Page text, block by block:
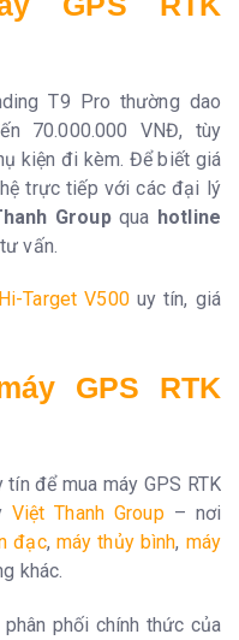
T9 Pro thường dao
70.000.000 VNĐ, tùy
kiện đi kèm. Để biết giá
trực tiếp với các đại lý
Groupqua hotline
vấn.
Target V500uy tín, giá
GPS RTK
để mua máy GPS RTK
Việt Thanh Group– nơi
đạc, máy thủy bình, máy
khác.
phối chính thức của